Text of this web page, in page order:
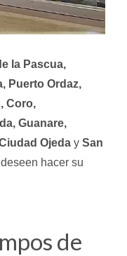
la Pascua,
Puerto Ordaz,
Coro,
Guanare,
Ojeda y San
hacer su
de